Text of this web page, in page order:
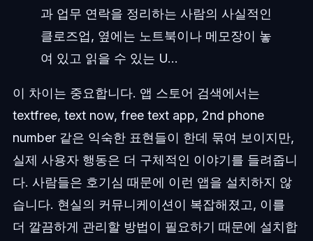
과 업무 연락을 정리하는 사람의 사실적인
클로즈업, 옆에는 노트북이나 메모장이 놓
여 있고 읽을 수 있는 U...
이 차이는 중요합니다. 앱 스토어 검색에서는
textfree, text now, free text app, 2nd phone
number 같은 익숙한 표현들이 한데 묶여 보이지만,
실제 사용자 행동은 더 구체적인 이야기를 들려줍니
다. 사람들은 호기심 때문에 이런 앱을 설치하지 않
습니다. 현실의 커뮤니케이션이 복잡해졌고, 이를
더 깔끔하게 관리할 방법이 필요하기 때문에 설치합